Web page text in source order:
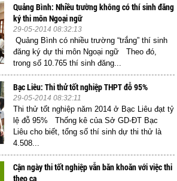
Quảng Bình: Nhiều trường không có thí sinh đăng
ký thi môn Ngoại ngữ
29-05-2014 08:32:13
Quảng Bình có nhiều trường “trắng” thí sinh
đăng ký dự thi môn Ngoại ngữ Theo đó,
trong số 10.765 thí sinh đăng...
Bạc Liêu: Thi thử tốt nghiệp THPT đỗ 95%
29-05-2014 08:32:11
Thi thử tốt nghiệp năm 2014 ở Bạc Liêu đạt tỷ
lệ đỗ 95% Thống kê của Sở GD-ĐT Bạc
Liêu cho biết, tổng số thí sinh dự thi thử là
4.508...
Cận ngày thi tốt nghiệp vẫn băn khoăn với việc thi
theo ca